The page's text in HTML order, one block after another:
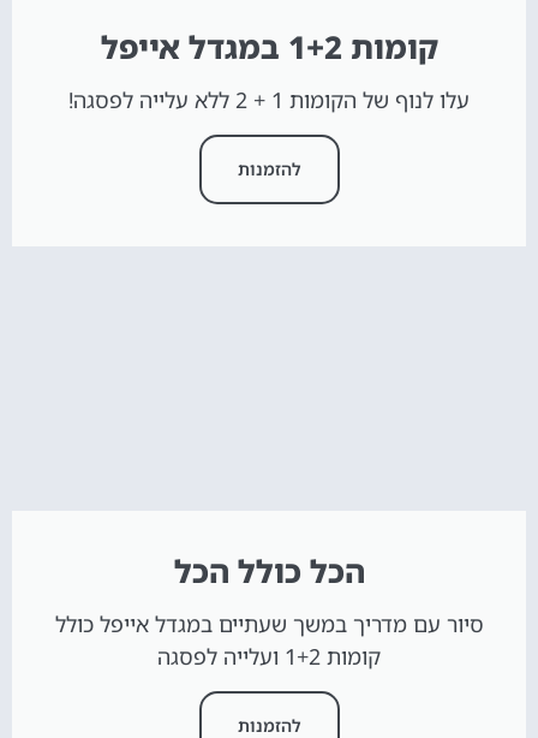
קומות 1+2 במגדל אייפל
עלו לנוף של הקומות 1 + 2 ללא עלייה לפסגה!
להזמנות
הכל כולל הכל
סיור עם מדריך במשך שעתיים במגדל אייפל כולל
קומות 1+2 ועלייה לפסגה
להזמנות